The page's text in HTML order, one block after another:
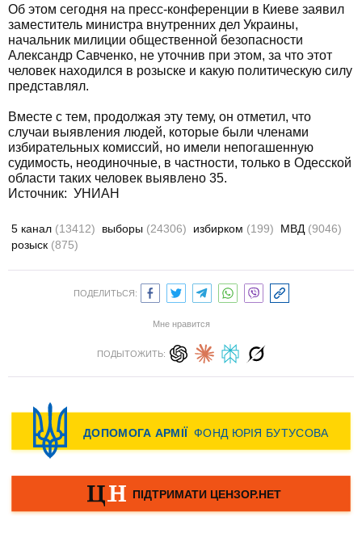
Об этом сегодня на пресс-конференции в Киеве заявил
заместитель министра внутренних дел Украины,
начальник милиции общественной безопасности
Александр Савченко, не уточнив при этом, за что этот
человек находился в розыске и какую политическую силу
представлял.
Вместе с тем, продолжая эту тему, он отметил, что
случаи выявления людей, которые были членами
избирательных комиссий, но имели непогашенную
судимость, неодиночные, в частности, только в Одесской
области таких человек выявлено 35.
Источник: УНИАН
5 канал (13412) выборы (24306) избирком (199) МВД (9046)
розыск (875)
ПОДЕЛИТЬСЯ:
Мне нравится
ПОДЫТОЖИТЬ: